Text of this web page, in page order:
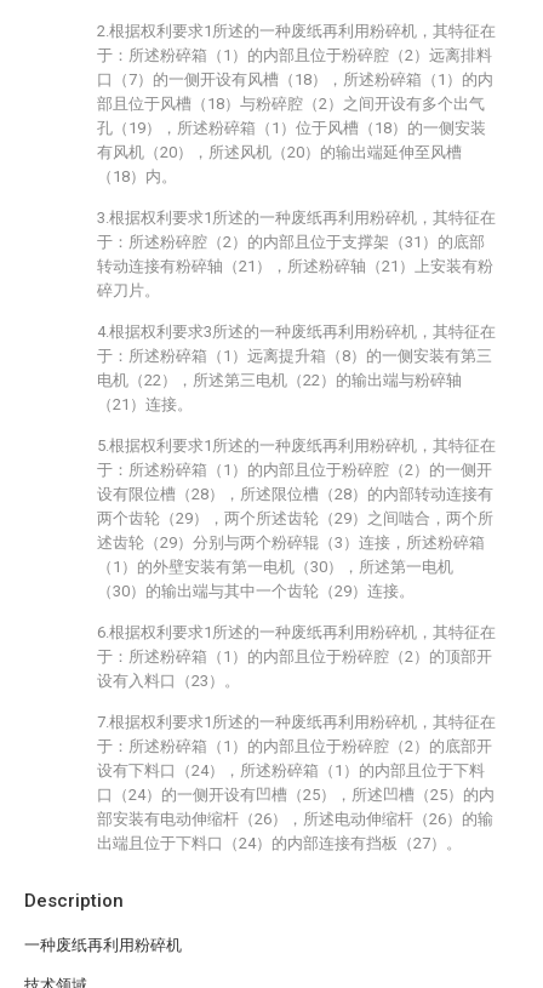
Description
一种废纸再利用粉碎机
2.根据权利要求1所述的一种废纸再利用粉碎机，其特征在
于：所述粉碎箱（1）的内部且位于粉碎腔（2）远离排料
口（7）的一侧开设有风槽（18），所述粉碎箱（1）的内
部且位于风槽（18）与粉碎腔（2）之间开设有多个出气
孔（19），所述粉碎箱（1）位于风槽（18）的一侧安装
有风机（20），所述风机（20）的输出端延伸至风槽
（18）内。
3.根据权利要求1所述的一种废纸再利用粉碎机，其特征在
于：所述粉碎腔（2）的内部且位于支撑架（31）的底部
转动连接有粉碎轴（21），所述粉碎轴（21）上安装有粉
碎刀片。
4.根据权利要求3所述的一种废纸再利用粉碎机，其特征在
于：所述粉碎箱（1）远离提升箱（8）的一侧安装有第三
电机（22），所述第三电机（22）的输出端与粉碎轴
（21）连接。
5.根据权利要求1所述的一种废纸再利用粉碎机，其特征在
于：所述粉碎箱（1）的内部且位于粉碎腔（2）的一侧开
设有限位槽（28），所述限位槽（28）的内部转动连接有
两个齿轮（29），两个所述齿轮（29）之间啮合，两个所
述齿轮（29）分别与两个粉碎辊（3）连接，所述粉碎箱
（1）的外壁安装有第一电机（30），所述第一电机
（30）的输出端与其中一个齿轮（29）连接。
6.根据权利要求1所述的一种废纸再利用粉碎机，其特征在
于：所述粉碎箱（1）的内部且位于粉碎腔（2）的顶部开
设有入料口（23）。
7.根据权利要求1所述的一种废纸再利用粉碎机，其特征在
于：所述粉碎箱（1）的内部且位于粉碎腔（2）的底部开
设有下料口（24），所述粉碎箱（1）的内部且位于下料
口（24）的一侧开设有凹槽（25），所述凹槽（25）的内
部安装有电动伸缩杆（26），所述电动伸缩杆（26）的输
出端且位于下料口（24）的内部连接有挡板（27）。